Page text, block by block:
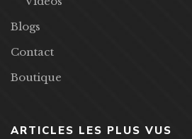
Blogs
Contact
Boutique
ARTICLES LES PLUS VUS